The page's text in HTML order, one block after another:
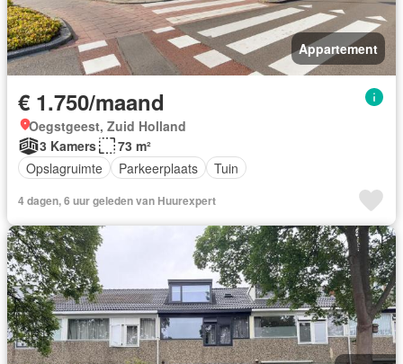
Appartement
€ 1.750/maand
Oegstgeest, Zuid Holland
3 Kamers
73 m²
Opslagruimte
Parkeerplaats Tuin
4 dagen, 6 uur geleden van Huurexpert